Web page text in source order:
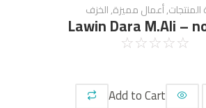
,أعمال مميزة,الخزف
Lawin Dara M.Ali –
☆
☆
☆
☆
☆
Add to Cart